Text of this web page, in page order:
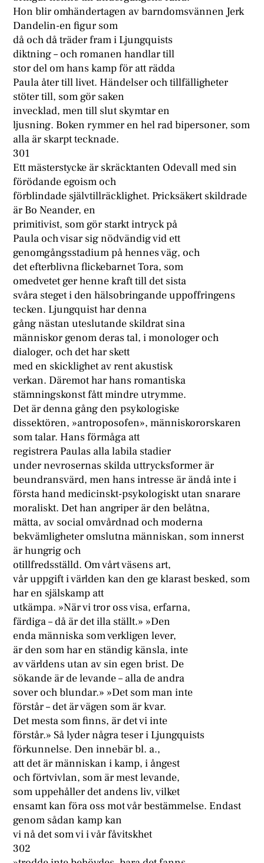
Hon blir omhändertagen av barndomsvännen Jerk
Dandelin-en figur som
då och då träder fram i Ljungquists
diktning – och romanen handlar till
stor del om hans kamp för att rädda
Paula åter till livet. Händelser och tillfälligheter
stöter till, som gör saken
invecklad, men till slut skymtar en
ljusning. Boken rymmer en hel rad bipersoner, som
alla är skarpt tecknade.
301
Ett mästerstycke är skräcktanten Odevall med sin
förödande egoism och
förblindade självtillräcklighet. Pricksäkert skildrade
är Bo Neander, en
primitivist, som gör starkt intryck på
Paula och visar sig nödvändig vid ett
genomgångsstadium på hennes väg, och
det efterblivna flickebarnet Tora, som
omedvetet ger henne kraft till det sista
svåra steget i den hälsobringande uppoffringens
tecken. Ljungquist har denna
gång nästan uteslutande skildrat sina
människor genom deras tal, i monologer och
dialoger, och det har skett
med en skicklighet av rent akustisk
verkan. Däremot har hans romantiska
stämningskonst fått mindre utrymme.
Det är denna gång den psykologiske
dissektören, »antroposofen», människororskaren
som talar. Hans förmåga att
registrera Paulas alla labila stadier
under nevrosernas skilda uttrycksformer är
beundransvärd, men hans intresse är ändå inte i
första hand medicinskt-psykologiskt utan snarare
moraliskt. Det han angriper är den belåtna,
mätta, av social omvårdnad och moderna
bekvämligheter omslutna människan, som innerst
är hungrig och
otillfredsställd. Om vårt väsens art,
vår uppgift i världen kan den ge klarast besked, som
har en själskamp att
utkämpa. »När vi tror oss visa, erfarna,
färdiga – då är det illa ställt.» »Den
enda människa som verkligen lever,
är den som har en ständig känsla, inte
av världens utan av sin egen brist. De
sökande är de levande – alla de andra
sover och blundar.» »Det som man inte
förstår – det är vägen som är kvar.
Det mesta som finns, är det vi inte
förstår.» Så lyder några teser i Ljungquists
förkunnelse. Den innebär bl. a.,
att det är människan i kamp, i ångest
och förtvivlan, som är mest levande,
som uppehåller det andens liv, vilket
ensamt kan föra oss mot vår bestämmelse. Endast
genom sådan kamp kan
vi nå det som vi i vår fåvitskhet
302